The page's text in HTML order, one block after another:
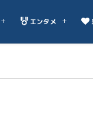
エンタメ